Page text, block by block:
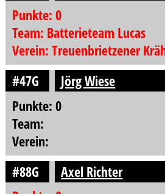
Punkte: 0
Team: Batterieteam Lucas
Verein: Treuenbrietzener
#47G
Jörg Wiese
Punkte: 0
Team:
Verein:
#88G
Axel Richter